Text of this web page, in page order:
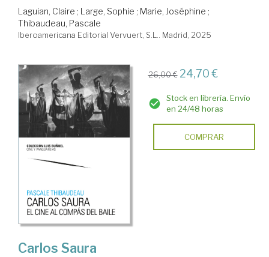
Laguian, Claire ; Large, Sophie ; Marie, Joséphine ;
Thibaudeau, Pascale
Iberoamericana Editorial Vervuert, S.L.. Madrid, 2025
26,00 € 24,70 €
Stock en librería. Envío
en 24/48 horas
COMPRAR
Carlos Saura